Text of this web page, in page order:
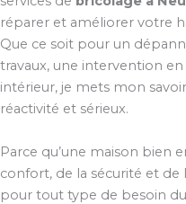
réparer et améliorer votre
Que ce soit pour un
travaux, une intervention
intérieur, je mets mon
réactivité et sérieux.
Parce qu’une maison bien
confort, de la sécurité et de
pour tout type de besoin